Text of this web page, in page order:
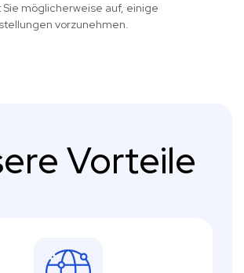
möglicherweise auf, einige
vorzunehmen.
Vorteile